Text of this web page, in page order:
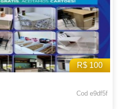
R$ 100
Cod e9df5f